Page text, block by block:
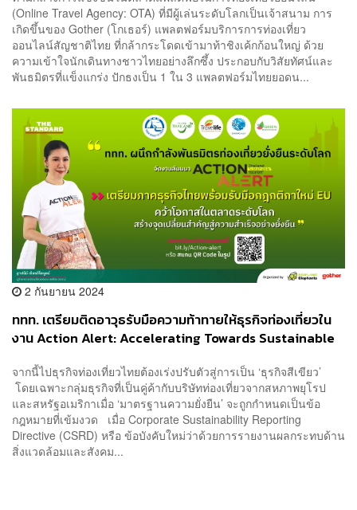
(Online Travel Agency: OTA) ที่มีผู้เล่นระดับโลกเป็นเจ้าสนาม การ
เกิดขึ้นของ Gother (โกเธอร์) แพลตฟอร์มบริการการท่องเที่ยว
ออนไลน์สัญชาติไทย ที่กล้ากระโดดเข้ามาท้าชิงเค้กก้อนใหญ่ ด้วย
ความเข้าใจนักเดินทางชาวไทยอย่างลึกซึ้ง ประกอบกับวิสัยทัศน์และ
พันธมิตรที่แข็งแกร่ง ปักธงเป็น 1 ใน 3 แพลตฟอร์มไทยยอดน...
2 กันยายน 2024
ททท. เตรียมติดอาวุธรับมือความท้าทายให้ธุรกิจท่องเที่ยวใน
งาน Action Alert: Accelerating Towards Sustainable
[ADVERTORIAL]
จากนี้ไปธุรกิจท่องเที่ยวไทยต้องเร่งปรับตัวสู่การเป็น ‘ธุรกิจสีเขียว’
โดยเฉพาะกลุ่มธุรกิจที่เป็นคู่ค้ากับบริษัทท่องเที่ยวจากสหภาพยุโรป
และสหรัฐอเมริกาเมื่อ ‘มาตรฐานความยั่งยืน’ จะถูกกำหนดเป็นข้อ
กฎหมายที่เข้มงวด เมื่อ Corporate Sustainability Reporting
Directive (CSRD) หรือ ข้อบังคับใหม่ว่าด้วยการรายงานผลกระทบด้าน
สิ่งแวดล้อมและสังคม...